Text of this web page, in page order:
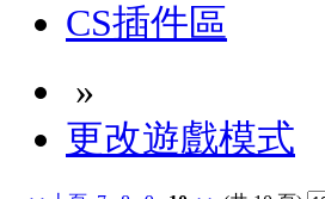
CS插件區
»
更改遊戲模式